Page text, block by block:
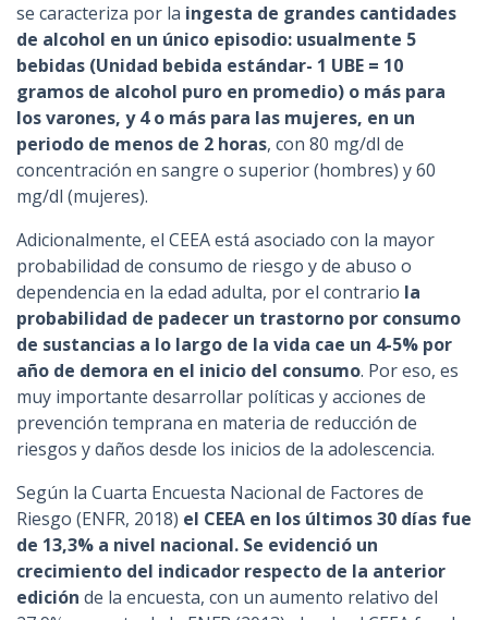
se caracteriza por la ingesta de grandes cantidades
de alcohol en un único episodio: usualmente 5
bebidas (Unidad bebida estándar- 1 UBE = 10
gramos de alcohol puro en promedio) o más para
los varones, y 4 o más para las mujeres, en un
periodo de menos de 2 horas, con 80 mg/dl de
concentración en sangre o superior (hombres) y 60
mg/dl (mujeres).
Adicionalmente, el CEEA está asociado con la mayor
probabilidad de consumo de riesgo y de abuso o
dependencia en la edad adulta, por el contrario la
probabilidad de padecer un trastorno por consumo
de sustancias a lo largo de la vida cae un 4-5% por
año de demora en el inicio del consumo. Por eso, es
muy importante desarrollar políticas y acciones de
prevención temprana en materia de reducción de
riesgos y daños desde los inicios de la adolescencia.
Según la Cuarta Encuesta Nacional de Factores de
Riesgo (ENFR, 2018) el CEEA en los últimos 30 días fue
de 13,3% a nivel nacional. Se evidenció un
crecimiento del indicador respecto de la anterior
edición de la encuesta, con un aumento relativo del